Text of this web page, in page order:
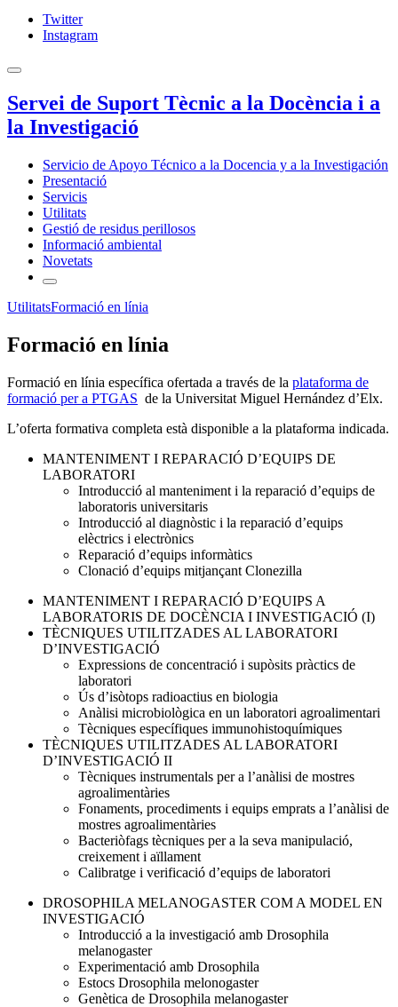
Twitter
Instagram
Servei de Suport Tècnic a la Docència i a
la Investigació
Servicio de Apoyo Técnico a la Docencia y a la Investigación
Presentació
Servicis
Utilitats
Gestió de residus perillosos
Informació ambiental
Novetats
UtilitatsFormació en línia
Formació en línia
Formació en línia específica ofertada a través de la plataforma de
formació per a PTGAS de la Universitat Miguel Hernández d’Elx.
L’oferta formativa completa està disponible a la plataforma indicada.
MANTENIMENT I REPARACIÓ D’EQUIPS DE
LABORATORI
Introducció al manteniment i la reparació d’equips de
laboratoris universitaris
Introducció al diagnòstic i la reparació d’equips
elèctrics i electrònics
Reparació d’equips informàtics
Clonació d’equips mitjançant Clonezilla
MANTENIMENT I REPARACIÓ D’EQUIPS A
LABORATORIS DE DOCÈNCIA I INVESTIGACIÓ (I)
TÈCNIQUES UTILITZADES AL LABORATORI
D’INVESTIGACIÓ
Expressions de concentració i supòsits pràctics de
laboratori
Ús d’isòtops radioactius en biologia
Anàlisi microbiològica en un laboratori agroalimentari
Tècniques específiques immunohistoquímiques
TÈCNIQUES UTILITZADES AL LABORATORI
D’INVESTIGACIÓ II
Tècniques instrumentals per a l’anàlisi de mostres
agroalimentàries
Fonaments, procediments i equips emprats a l’anàlisi de
mostres agroalimentàries
Bacteriòfags tècniques per a la seva manipulació,
creixement i aïllament
Calibratge i verificació d’equips de laboratori
DROSOPHILA MELANOGASTER COM A MODEL EN
INVESTIGACIÓ
Introducció a la investigació amb Drosophila
melanogaster
Experimentació amb Drosophila
Estocs Drosophila melonogaster
Genètica de Drosophila melanogaster